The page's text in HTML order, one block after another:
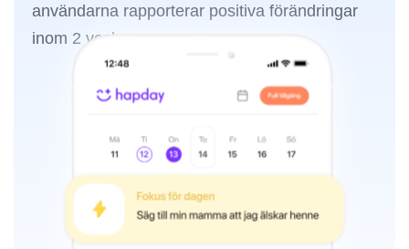
användarna rapporterar positiva förändringar
inom 2 veckor.